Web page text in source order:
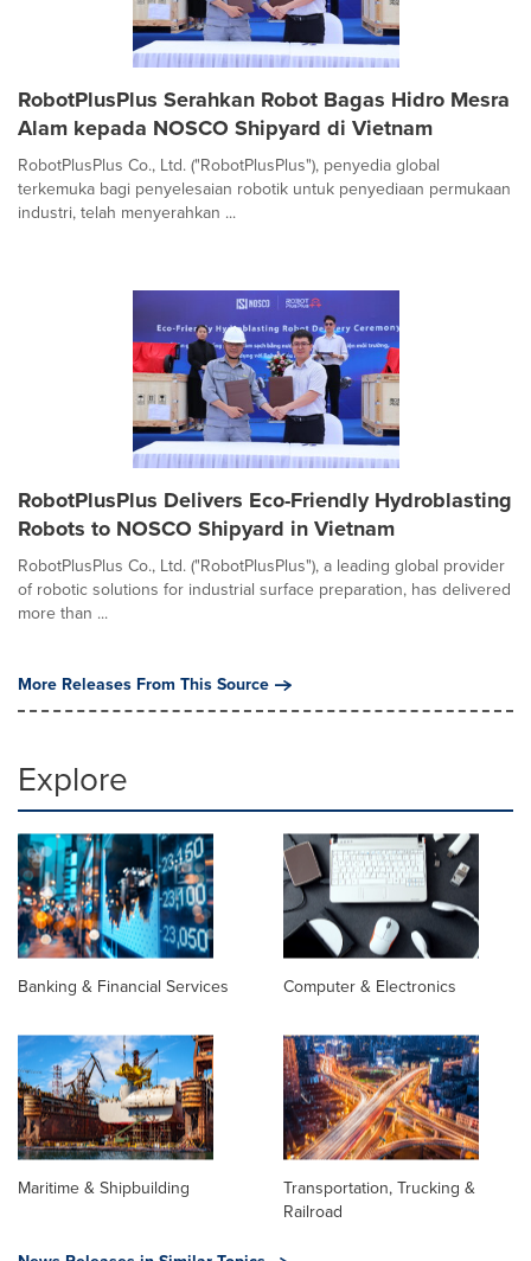
RobotPlusPlus Serahkan Robot Bagas Hidro Mesra
Alam kepada NOSCO Shipyard di Vietnam
RobotPlusPlus Co., Ltd. ("RobotPlusPlus"), penyedia global
terkemuka bagi penyelesaian robotik untuk penyediaan permukaan
industri, telah menyerahkan ...
RobotPlusPlus Delivers Eco-Friendly Hydroblasting
Robots to NOSCO Shipyard in Vietnam
RobotPlusPlus Co., Ltd. ("RobotPlusPlus"), a leading global provider
of robotic solutions for industrial surface preparation, has delivered
more than ...
More Releases From This Source
Explore
Banking & Financial Services Computer & Electronics
Maritime & Shipbuilding
Transportation, Trucking &
Railroad